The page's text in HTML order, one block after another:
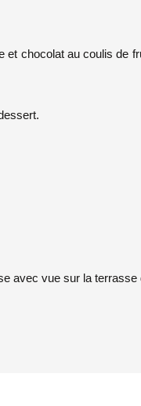
chocolat au coulis de
avec vue sur la terrasse